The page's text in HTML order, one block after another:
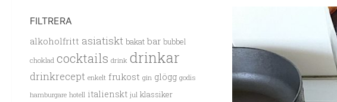
FILTRERA
alkoholfritt asiatiskt bakat bar bubbel
choklad cocktails drink drinkar
drinkrecept enkelt frukost gin glögg godis
hamburgare hotell italienskt jul klassiker